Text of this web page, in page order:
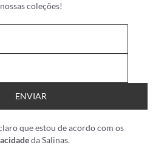
nossas coleções!
ENVIAR
que estou de acordo com os
da Salinas.